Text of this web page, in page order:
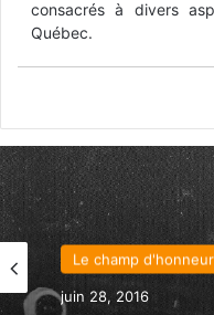
consacrés à divers
Québec.
Le champ d'honneur
juin 28, 2016